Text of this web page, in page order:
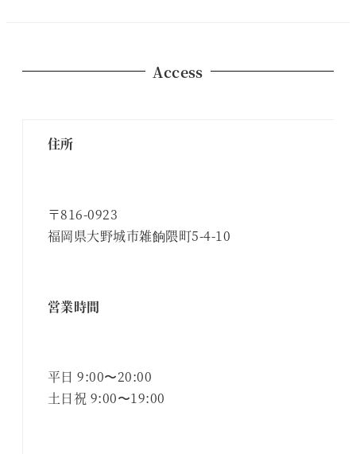
Access
住所
〒816-0923
福岡県大野城市雑餉隈町5-4-10
営業時間
平日 9:00〜20:00
土日祝 9:00〜19:00